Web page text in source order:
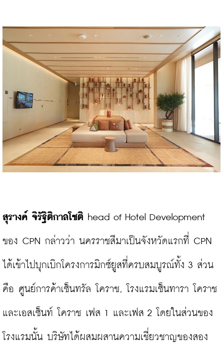
สุรางค์ จิรัฐิติกาลโชติ head of Hotel Development
ของ CPN กล่าวว่า นครราชสีมาเป็นจังหวัดแรกที่ CPN
ได้เข้าไปบุกเบิกโครงการมิกซ์ยูสที่ครบสมบูรณ์ทั้ง 3 ส่วน
คือ ศูนย์การค้าเซ็นทรัล โคราช, โรงแรมเซ็นทารา โคราช
และเอสเซ็นท์ โคราช เฟส 1 และเฟส 2 โดยในส่วนของ
โรงแรมนั้น บริษัทได้ผสมผสานความเชี่ยวชาญของสอง